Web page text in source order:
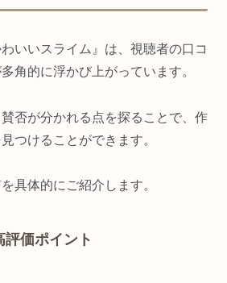
いいスライム』は、視聴者の口コ
角的に浮かび上がっています。
否が分かれる点を探ることで、作
つけることができます。
具体的にご紹介します。
評価ポイント